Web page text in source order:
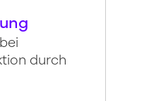
durch